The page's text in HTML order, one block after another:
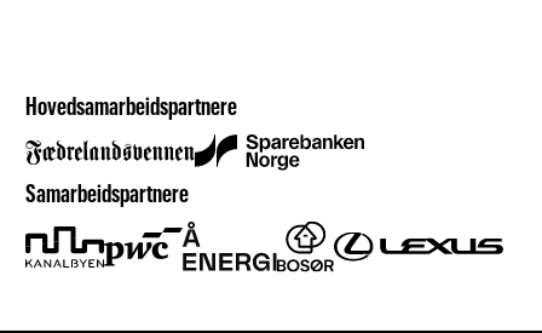
Hovedsamarbeidspartnere
Samarbeidspartnere